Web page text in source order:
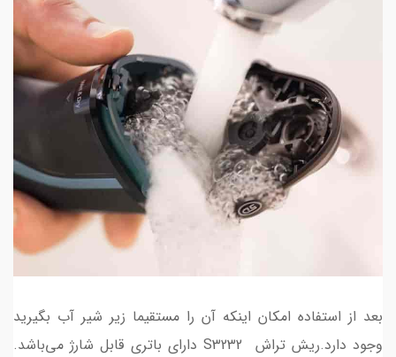
بعد از استفاده امکان اینکه آن را مستقیما زیر شیر آب بگیرید
وجود دارد.ریش تراش S3232 دارای باتری قابل شارژ می‌باشد.